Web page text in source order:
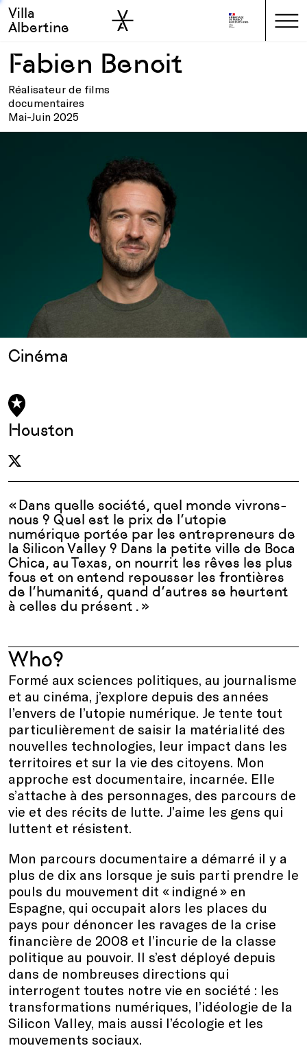
Skip to main
Skip to sidebar
Villa
Albertine
Fabien Benoit
Réalisateur de films
documentaires
Mai-Juin 2025
Cinéma
Houston
« Dans quelle société, quel monde vivrons-
nous ? Quel est le prix de l’utopie
numérique portée par les entrepreneurs de
la Silicon Valley ? Dans la petite ville de Boca
Chica, au Texas, on nourrit les rêves les plus
fous et on entend repousser les frontières
de l’humanité, quand d’autres se heurtent
à celles du présent . »
Who?
Formé aux sciences politiques, au journalisme
et au cinéma, j’explore depuis des années
l’envers de l’utopie numérique. Je tente tout
particulièrement de saisir la matérialité des
nouvelles technologies, leur impact dans les
territoires et sur la vie des citoyens. Mon
approche est documentaire, incarnée. Elle
s’attache à des personnages, des parcours de
vie et des récits de lutte. J’aime les gens qui
luttent et résistent.
Mon parcours documentaire a démarré il y a
plus de dix ans lorsque je suis parti prendre le
pouls du mouvement dit « indigné » en
Espagne, qui occupait alors les places du
pays pour dénoncer les ravages de la crise
financière de 2008 et l’incurie de la classe
politique au pouvoir. Il s’est déployé depuis
dans de nombreuses directions qui
interrogent toutes notre vie en société : les
transformations numériques, l’idéologie de la
Silicon Valley, mais aussi l’écologie et les
mouvements sociaux.